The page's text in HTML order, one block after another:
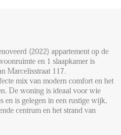
(2022) appartement op de
en 1 slaapkamer is
Marcelisstraat 117.
mix van modern comfort en het
De woning is ideaal voor wie
en is gelegen in een rustige wijk,
centrum en het strand van